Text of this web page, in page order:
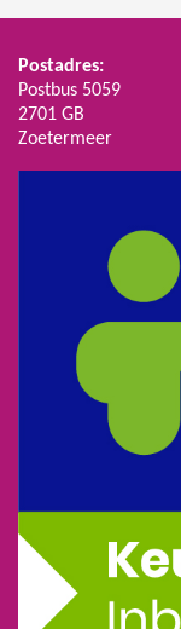
Postadres:
Postbus 5059
2701 GB
Zoetermeer